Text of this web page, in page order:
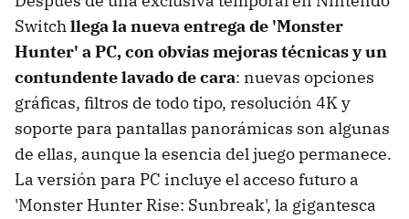
Switchllega la nueva entrega de 'Monster
Hunter' a PC, con obvias mejoras técnicas y un
contundente lavado de cara: nuevas opciones
gráficas, filtros de todo tipo, resolución 4K y
soporte para pantallas panorámicas son algunas
de ellas, aunque la esencia del juego permanece.
La versión para PC incluye el acceso futuro a
'Monster Hunter Rise: Sunbreak', la gigantesca